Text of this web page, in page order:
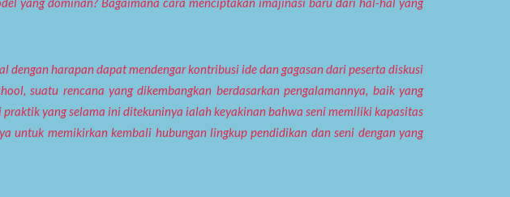
harapan dapat mendengar kontribusi ide dan gagasan dari peserta diskusi
suatu rencana yang dikembangkan berdasarkan pengalamannya, baik yang
yang selama ini ditekuninya ialah keyakinan bahwa seni memiliki kapasitas
untuk memikirkan kembali hubungan lingkup pendidikan dan seni dengan yang